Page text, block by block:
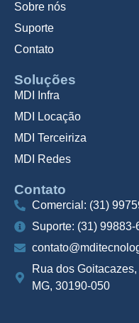
Sobre nós
Suporte
Contato
Soluções
MDI Infra
MDI Locação
MDI Terceiriza
MDI Redes
Contato
Comercial: (31)
Suporte: (31) 99883-
Rua dos
MG, 30190-050